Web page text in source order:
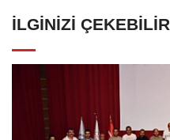
İLGINIZI ÇEKEBILIR